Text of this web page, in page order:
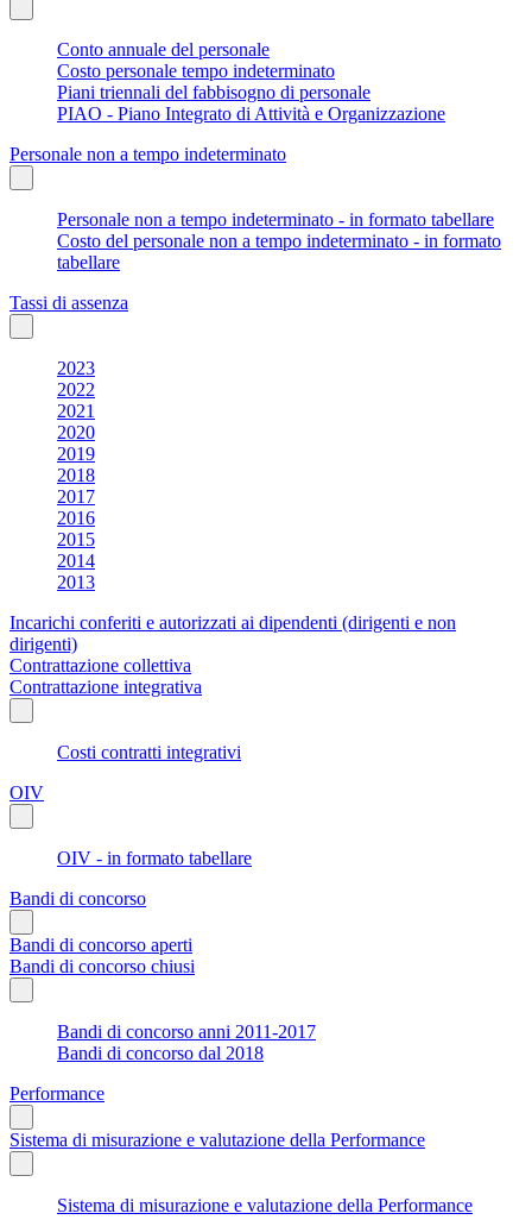
Conto annuale del personale
Costo personale tempo indeterminato
Piani triennali del fabbisogno di personale
PIAO - Piano Integrato di Attività e Organizzazione
Personale non a tempo indeterminato
Personale non a tempo indeterminato - in formato tabellare
Costo del personale non a tempo indeterminato - in formato
tabellare
Tassi di assenza
2023
2022
2021
2020
2019
2018
2017
2016
2015
2014
2013
Incarichi conferiti e autorizzati ai dipendenti (dirigenti e non
dirigenti)
Contrattazione collettiva
Contrattazione integrativa
Costi contratti integrativi
OIV
OIV - in formato tabellare
Bandi di concorso
Bandi di concorso aperti
Bandi di concorso chiusi
Bandi di concorso anni 2011-2017
Bandi di concorso dal 2018
Performance
Sistema di misurazione e valutazione della Performance
Sistema di misurazione e valutazione della Performance